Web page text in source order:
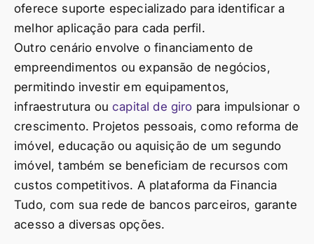
oferece suporte especializado para identificar a
melhor aplicação para cada perfil.
Outro cenário envolve o financiamento de
empreendimentos ou expansão de negócios,
permitindo investir em equipamentos,
infraestrutura oucapital de giro para impulsionar o
crescimento. Projetos pessoais, como reforma de
imóvel, educação ou aquisição de um segundo
imóvel, também se beneficiam de recursos com
custos competitivos. A plataforma da Financia
Tudo, com sua rede de bancos parceiros, garante
acesso a diversas opções.